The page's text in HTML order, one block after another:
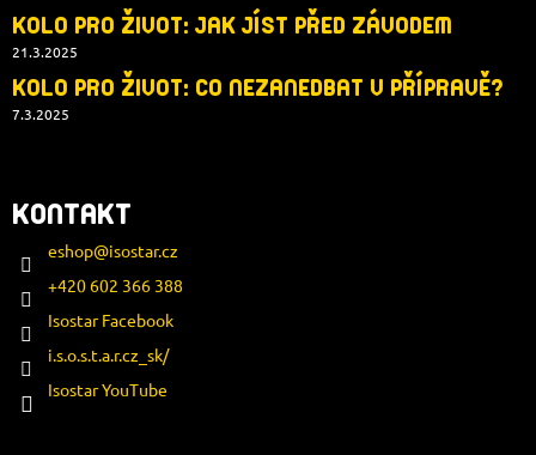
KOLO PRO ŽIVOT: JAK JÍST PŘED ZÁVODEM
21.3.2025
KOLO PRO ŽIVOT: CO NEZANEDBAT V PŘÍPRAVĚ?
7.3.2025
KONTAKT
eshop@isostar.cz
+420 602 366 388
Isostar Facebook
i.s.o.s.t.a.r.cz_sk/
Isostar YouTube